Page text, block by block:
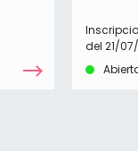
del 21/